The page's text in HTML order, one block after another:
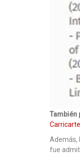
También
Además,
fue